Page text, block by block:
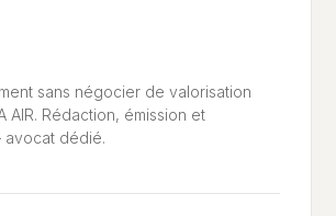
sans négocier de valorisation
AIR. Rédaction, émission et
dédié.